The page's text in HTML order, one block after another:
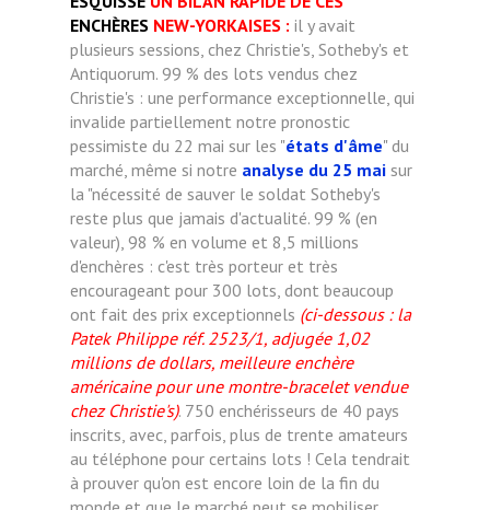
ENCHÈRES NEW-YORKAISES : il y avait
plusieurs sessions, chez Christie's, Sotheby's et
Antiquorum. 99 % des lots vendus chez
Christie's : une performance exceptionnelle, qui
invalide partiellement notre pronostic
pessimiste du 22 mai sur les "états d'âme" du
marché, même si notre analyse du 25 mai sur
la "nécessité de sauver le soldat Sotheby's
reste plus que jamais d'actualité. 99 % (en
valeur), 98 % en volume et 8,5 millions
d'enchères : c'est très porteur et très
encourageant pour 300 lots, dont beaucoup
ont fait des prix exceptionnels (ci-dessous : la
Patek Philippe réf. 2523/1, adjugée 1,02
millions de dollars, meilleure enchère
américaine pour une montre-bracelet vendue
chez Christie's). 750 enchérisseurs de 40 pays
inscrits, avec, parfois, plus de trente amateurs
au téléphone pour certains lots ! Cela tendrait
à prouver qu'on est encore loin de la fin du